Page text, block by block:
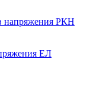
напряжения РКН
ЕЛ